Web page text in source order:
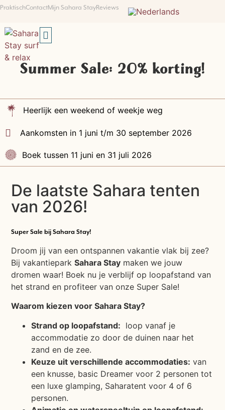
PraktischContactMijn Sahara StayReviews
Summer Sale: 20% korting!
Heerlijk een weekend of weekje weg
Aankomsten in 1 juni t/m 30 september 2026
Boek tussen 11 juni en 31 juli 2026
De laatste Sahara tenten
van 2026!
Super Sale bij Sahara Stay!
Droom jij van een ontspannen vakantie vlak bij zee?
Bij vakantieparkSahara Stay maken we jouw
dromen waar! Boek nu je verblijf op loopafstand van
het strand en profiteer van onze Super Sale!
Waarom kiezen voor Sahara Stay?
Strand op loopafstand: loop vanaf je
accommodatie zo door de duinen naar het
zand en de zee.
Keuze uit verschillende accommodaties: van
een knusse, basic Dreamer voor 2 personen tot
een luxe glamping, Saharatent voor 4 of 6
personen.